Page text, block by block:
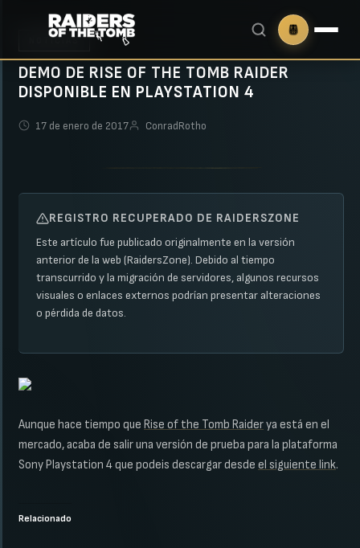
NOTICIAS
DEMO DE RISE OF THE TOMB RAIDER
DISPONIBLE EN PLAYSTATION 4
17 de enero de 2017 ConradRotho
REGISTRO RECUPERADO DE RAIDERSZONE
Este artículo fue publicado originalmente en la versión
anterior de la web (RaidersZone). Debido al tiempo
transcurrido y la migración de servidores, algunos recursos
visuales o enlaces externos podrían presentar alteraciones
o pérdida de datos.
Aunque hace tiempo que Rise of the Tomb Raiderya está en el
mercado, acaba de salir una versión de prueba para la plataforma
Sony Playstation 4 que podeis descargar desde el siguiente link.
Relacionado